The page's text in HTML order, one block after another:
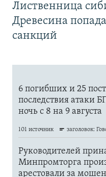
Лиственница
Древесина
санкций